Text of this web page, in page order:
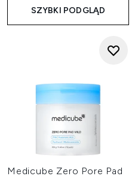
SZYBKI PODGLĄD
Medicube Zero Pore Pad